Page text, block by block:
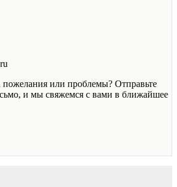
пожелания или проблемы? Отправьте
и мы свяжемся с вами в ближайшее